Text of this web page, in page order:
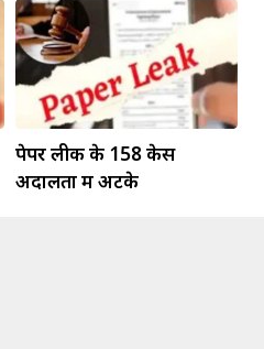
पेपर लीक के 158 केस
अदालतों में अटके